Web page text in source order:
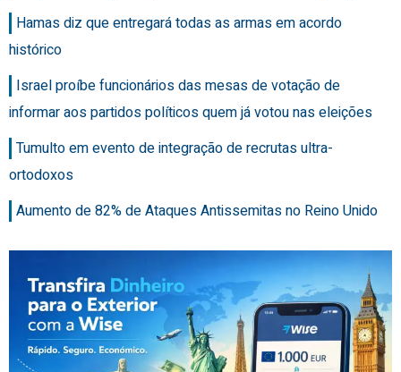
Hamas diz que entregará todas as armas em acordo
histórico
Israel proíbe funcionários das mesas de votação de
informar aos partidos políticos quem já votou nas eleições
Tumulto em evento de integração de recrutas ultra-
ortodoxos
Aumento de 82% de Ataques Antissemitas no Reino Unido